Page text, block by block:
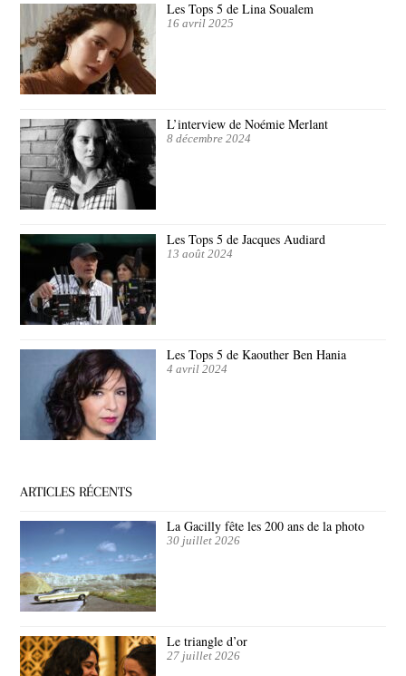
Les Tops 5 de Lina Soualem
16 avril 2025
L’interview de Noémie Merlant
8 décembre 2024
Les Tops 5 de Jacques Audiard
13 août 2024
Les Tops 5 de Kaouther Ben Hania
4 avril 2024
ARTICLES RÉCENTS
La Gacilly fête les 200 ans de la photo
30 juillet 2026
Le triangle d’or
27 juillet 2026